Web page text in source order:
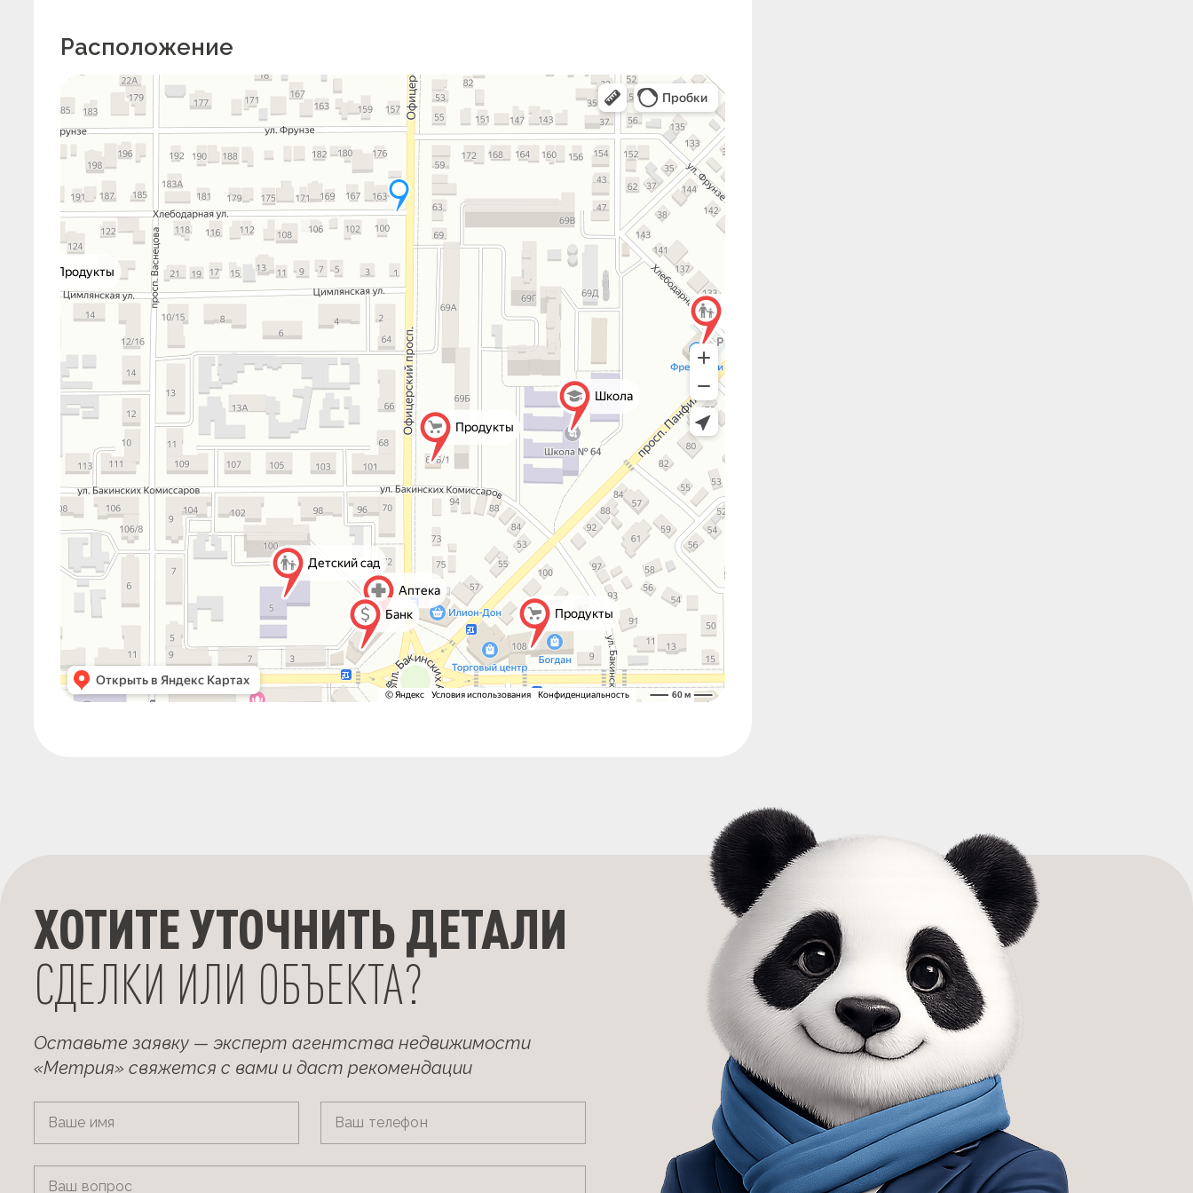
Расположение
ХОТИТЕ УТОЧНИТЬ ДЕТАЛИ
СДЕЛКИ ИЛИ ОБЪЕКТА?
Оставьте заявку — эксперт агентства недвижимости
«Метрия» свяжется с вами и даст рекомендации
Ваше имя Ваш телефон
Ваш вопрос